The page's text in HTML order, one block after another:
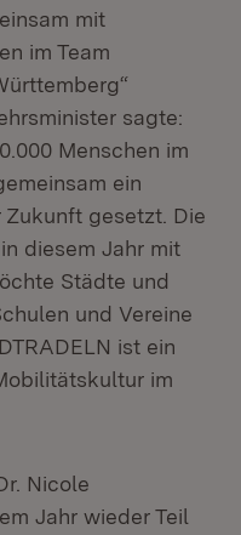
mit
im Team
sagte:
Menschen im
ein
gesetzt. Die
diesem Jahr mit
Städte und
und Vereine
ist ein
im
Nicole
Jahr wieder Teil